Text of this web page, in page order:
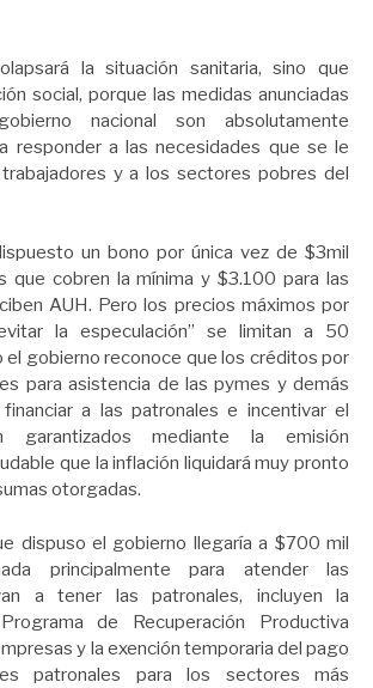
la situación sanitaria, sino que
social, porque las medidas anunciadas
nacional son absolutamente
responder a las necesidades que se le
y a los sectores pobres del
un bono por única vez de $3mil
que cobren la mínima y $3.100 para las
AUH. Pero los precios máximos por
la especulación” se limitan a 50
el gobierno reconoce que los créditos por
para asistencia de las pymes y demás
a las patronales e incentivar el
garantizados mediante la emisión
que la inflación liquidará muy pronto
otorgadas.
dispuso el gobierno llegaría a $700 mil
principalmente para atender las
a tener las patronales, incluyen la
de Recuperación Productiva
y la exención temporaria del pago
patronales para los sectores más